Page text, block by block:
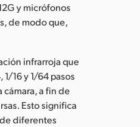
y micrófonos
de modo que,
infrarroja que
16 y 1/64 pasos
a fin de
Esto significa
diferentes